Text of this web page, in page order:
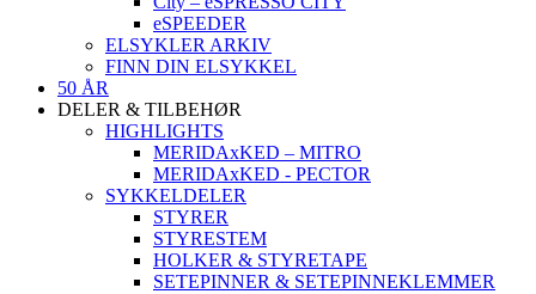
eSPEEDER
ELSYKLER ARKIV
FINN DIN ELSYKKEL
50 ÅR
DELER & TILBEHØR
HIGHLIGHTS
MERIDAxKED – MITRO
MERIDAxKED - PECTOR
SYKKELDELER
STYRER
STYRESTEM
HOLKER & STYRETAPE
SETEPINNER & SETEPINNEKLEMMER